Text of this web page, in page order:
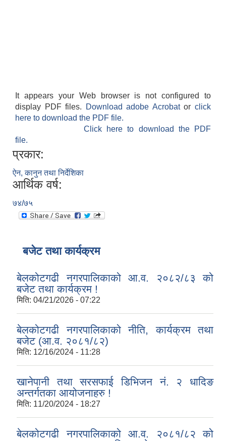
It appears your Web browser is not configured to
display PDF files.
Download adobe Acrobatorclick
here to download the PDF file.
Click here to download the PDF
file.
प्रकार:
ऐन, कानुन तथा निर्देशिका
आर्थिक वर्ष:
७४/७५
बजेट तथा कार्यक्रम
बेलकोटगढी नगरपालिकाको आ.व. २०८२/८३ को
बजेट तथा कार्यक्रम !
मिति: 04/21/2026 - 07:22
बेलकोटगढी नगरपालिकाको नीति, कार्यक्रम तथा
बजेट (आ.व. २०८१/८२)
मिति: 12/16/2024 - 11:28
खानेपानी तथा सरसफाई डिभिजन नं. २ धादिङ
अन्तर्गतका आयोजनाहरु !
मिति: 11/20/2024 - 18:27
बेलकोटगढी नगरपालिकाको आ.व. २०८१/८२ को